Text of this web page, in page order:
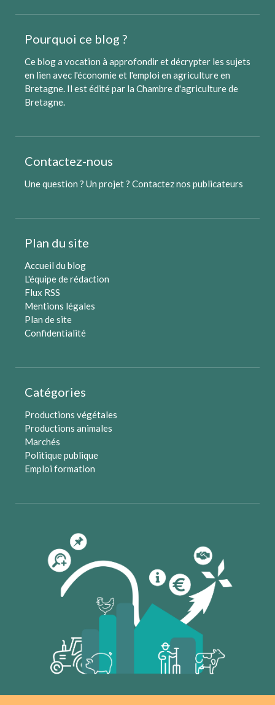
Pourquoi ce blog ?
Ce blog a vocation à approfondir et décrypter les sujets
en lien avec l'économie et l'emploi en agriculture en
Bretagne. Il est édité par la Chambre d'agriculture de
Bretagne.
Contactez-nous
Une question ? Un projet ? Contactez nos publicateurs
Plan du site
Accueil du blog
L'équipe de rédaction
Flux RSS
Mentions légales
Plan de site
Confidentialité
Catégories
Productions végétales
Productions animales
Marchés
Politique publique
Emploi formation